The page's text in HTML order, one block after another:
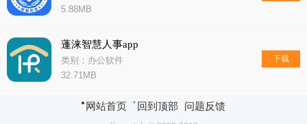
5.88MB
蓬涞智慧人事app
类别：办公软件
32.71MB
下载
网站首页 回到顶部 问题反馈